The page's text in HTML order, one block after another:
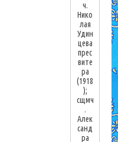
ч.
Нико
лая
Удин
цева
прес
вите
ра
(1918
);
сщмч
.
Алек
санд
ра